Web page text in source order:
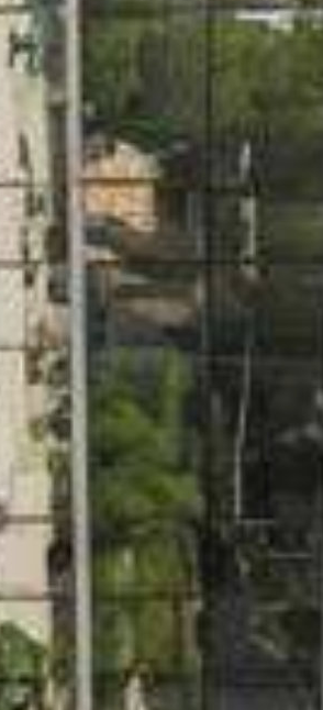
Condividi questa pagina